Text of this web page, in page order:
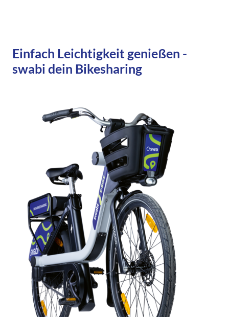
Einfach Leichtigkeit genießen -
swabi dein Bikesharing